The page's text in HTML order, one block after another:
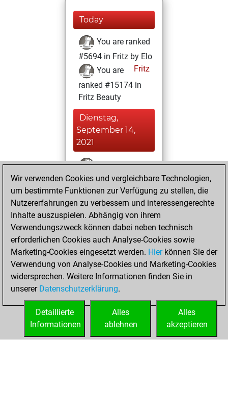
Today
You are ranked
#5694 in Fritz by Elo
Fritz
You are
ranked #15174 in
Fritz Beauty
Dienstag,
September 14,
2021
You won
against Fritz
Fritz
You achieved a
BeautyScore of 9
You achieved a
new Elo of 1617
Donnerstag,
September 9, 2021
You created
your Fritz account
Wir verwenden Cookies und vergleichbare Technologien,
um bestimmte Funktionen zur Verfügung zu stellen, die
Nutzererfahrungen zu verbessern und interessengerechte
Inhalte auszuspielen. Abhängig von ihrem
Verwendungszweck können dabei neben technisch
erforderlichen Cookies auch Analyse-Cookies sowie
Marketing-Cookies eingesetzt werden. Hierkönnen Sie der
Verwendung von Analyse-Cookies und Marketing-Cookies
widersprechen. Weitere Informationen finden Sie in
unserer Datenschutzerklärung.
Alles
akzeptieren
Alles
ablehnen
Detaillierte
Informationen